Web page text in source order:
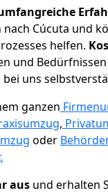
Cúcuta und
helfen. K
und
uns
ganzen
,
oder
aus und erhalten